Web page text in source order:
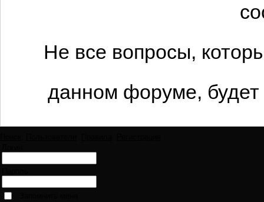
Не все вопросы,
данном форуме,